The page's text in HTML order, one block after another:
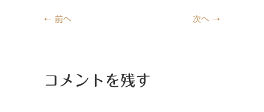
← 前へ 次へ →
コメントを残す